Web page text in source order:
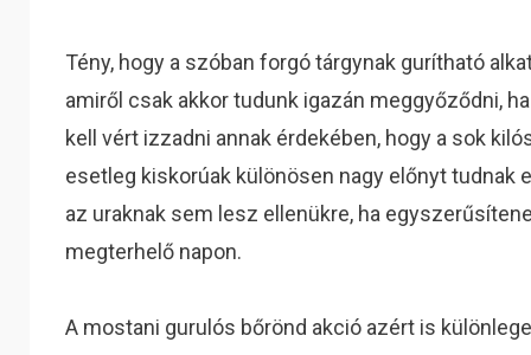
Tény, hogy a szóban forgó tárgynak gurítható
amiről csak akkor tudunk igazán meggyőződni,
kell vért izzadni annak érdekében, hogy a sok
esetleg kiskorúak különösen nagy előnyt tudnak
az uraknak sem lesz ellenükre, ha
megterhelő napon.
A mostani gurulós bőrönd akció azért is